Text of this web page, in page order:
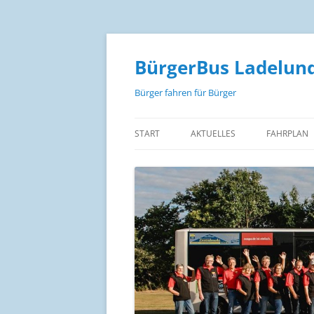
Zum
springen
BürgerBus
Bürger fahren für Bürger
START AKTUELLES FAHRPLAN
FAHRPREISE